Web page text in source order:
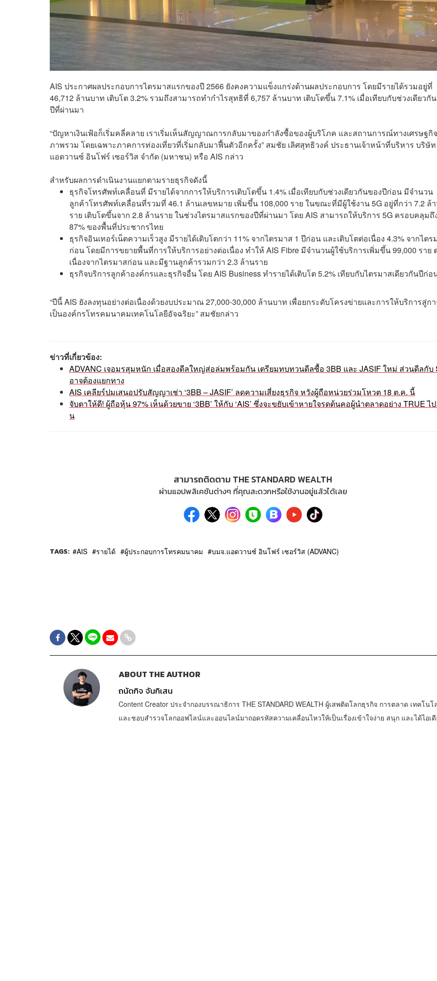
AIS ประกาศผลประกอบการไตรมาสแรกของปี 2566 ยังคงความแข็งแกร่งด้านผลประกอบการ โดยมีรายได้รวมอยู่ที่
46,712 ล้านบาท เติบโต 3.2% รวมถึงสามารถทำกำไรสุทธิที่ 6,757 ล้านบาท เติบโตขึ้น 7.1% เมื่อเทียบกับช่วงเดียวกั
ปีที่ผ่านมา
“ปัญหาเงินเฟ้อก็เริ่มคลี่คลาย เราเริ่มเห็นสัญญาณการกลับมาของกำลังซื้อของผู้บริโภค และสถานการณ์ทางเศรษฐกิจ
ภาพรวม โดยเฉพาะภาคการท่องเที่ยวที่เริ่มกลับมาฟื้นตัวอีกครั้ง” สมชัย เลิศสุทธิวงค์ ประธานเจ้าหน้าที่บริหาร บริษัท
แอดวานซ์ อินโฟร์ เซอร์วิส จำกัด (มหาชน) หรือ AIS กล่าว
สำหรับผลการดำเนินงานแยกตามรายธุรกิจดังนี้
ธุรกิจโทรศัพท์เคลื่อนที่ มีรายได้จากการให้บริการเติบโตขึ้น 1.4% เมื่อเทียบกับช่วงเดียวกันของปีก่อน มีจำนวน
ลูกค้าโทรศัพท์เคลื่อนที่รวมที่ 46.1 ล้านเลขหมาย เพิ่มขึ้น 108,000 ราย ในขณะที่มีผู้ใช้งาน 5G อยู่ที่กว่า 7.2 ล้
ราย เติบโตขึ้นจาก 2.8 ล้านราย ในช่วงไตรมาสแรกของปีที่ผ่านมา โดย AIS สามารถให้บริการ 5G ครอบคลุมถึ
87% ของพื้นที่ประชากรไทย
ธุรกิจอินเทอร์เน็ตความเร็วสูง มีรายได้เติบโตกว่า 11% จากไตรมาส 1 ปีก่อน และเติบโตต่อเนื่อง 4.3% จากไตร
ก่อน โดยมีการขยายพื้นที่การให้บริการอย่างต่อเนื่อง ทำให้ AIS Fibre มีจำนวนผู้ใช้บริการเพิ่มขึ้น 99,000 ราย
เนื่องจากไตรมาสก่อน และมีฐานลูกค้ารวมกว่า 2.3 ล้านราย
ธุรกิจบริการลูกค้าองค์กรและธุรกิจอื่น โดย AIS Business ทำรายได้เติบโต 5.2% เทียบกับไตรมาสเดียวกันปีก่อ
“ปีนี้ AIS ยังลงทุนอย่างต่อเนื่องด้วยงบประมาณ 27,000-30,000 ล้านบาท เพื่อยกระดับโครงข่ายและการให้บริการสู่ก
เป็นองค์กรโทรคมนาคมเทคโนโลยีอัจฉริยะ” สมชัยกล่าว
ข่าวที่เกี่ยวข้อง:
ADVANC เจอมรสุมหนัก เมื่อสองดีลใหญ่ส่อล่มพร้อมกัน เตรียมทบทวนดีลซื้อ 3BB และ JASIF ใหม่ ส่วนดีลกับ
อาจต้องแยกทาง
AIS เคลียร์ปมเสนอปรับสัญญาเช่า ‘3BB – JASIF’ ลดความเสี่ยงธุรกิจ หวังผู้ถือหน่วยร่วมโหวต 18 ต.ค. นี้
จับตาให้ดี! ผู้ถือหุ้น 97% เห็นด้วยขาย ‘3BB’ ให้กับ ‘AIS’ ซึ่งจะขยับเข้าหายใจรดต้นคอผู้นำตลาดอย่าง TRUE ไ
น
สามารถติดตาม THE STANDARD WEALTH
ผ่านแอปพลิเคชันต่างๆ ที่คุณสะดวกหรือใช้งานอยู่แล้วได้เลย
TAGS: AIS รายได้ ผู้ประกอบการโทรคมนาคม บมจ.แอดวานซ์ อินโฟร์ เซอร์วิส (ADVANC)
ABOUT THE AUTHOR
ถนัดกิจ จันกิเสน
Content Creator ประจำกองบรรณาธิการ THE STANDARD WEALTH ผู้เสพติดโลกธุรกิจ การตลาด เทคโนโ
และชอบสำรวจโลกออฟไลน์และออนไลน์มาถอดรหัสความเคลื่อนไหวให้เป็นเรื่องเข้าใจง่าย สนุก และได้ไอเ